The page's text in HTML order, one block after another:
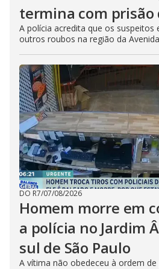
termina com prisão
A polícia acredita que os suspeitos
outros roubos na região da
DO R7/07/08/2026
Homem morre em
a polícia no Jardim
sul de São Paulo
A vítima não obedeceu à ordem de